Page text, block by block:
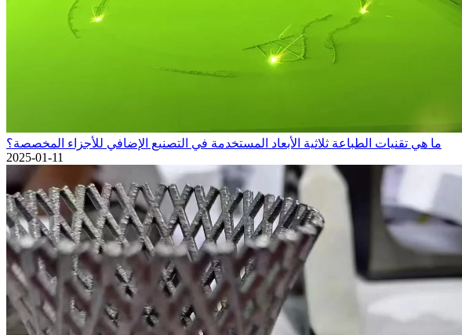
ما هي تقنيات الطباعة ثلاثية الأبعاد المستخدمة في التصنيع الإضافي للأجزاء المخصصة؟
2025-01-11